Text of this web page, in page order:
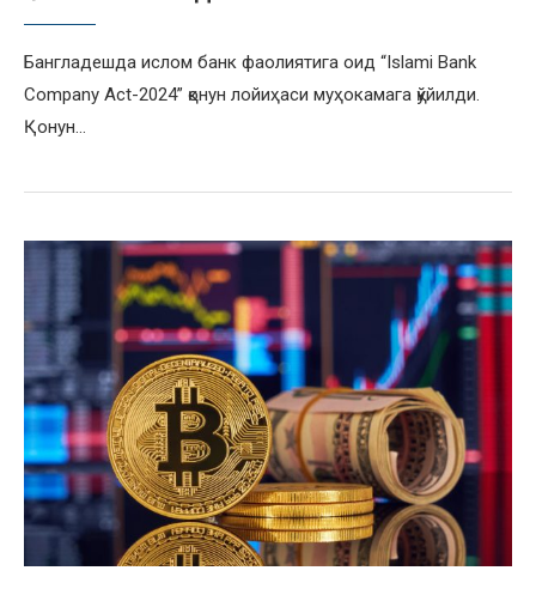
Бангладешда ислом банк фаолиятига оид “Islami Bank
Company Act-2024” қонун лойиҳаси муҳокамага қўйилди.
Қонун…